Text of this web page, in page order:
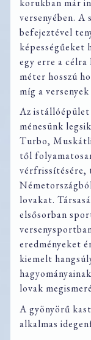
versenyében.
befejeztével
egy erre a
méter hosszú
míg a
Az
ménesünk
Turbo,
től
vérfrissítésére,
lovakat.
elsősorban
eredményeket
kiemelt
lovak
A gyönyörű
alkalmas